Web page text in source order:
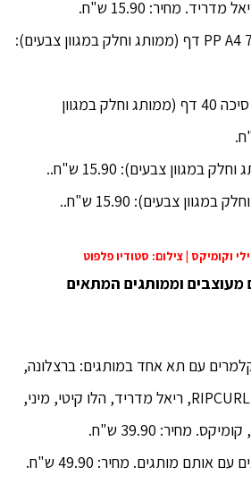
מחיר: 15.90 ש"ח.
מחברות ספירל PP A4 72 דף (ממותג וחלק במגוון צבעים):
חמישיית מחברות סיכה 40 דף (ממותג וחלק במגוון
צבעים): 15.90 ש"ח..
וקומיקס | צילום: סטודיו פלפוט
מעוצבים וממותגים המתאים
עם תא אחד במותגים: ברצלונה,
גלישה בנים/בנות RIPCURL, ריאל מדריד, הלו קיטי, מיני,
מחיר: 39.90 ש"ח.